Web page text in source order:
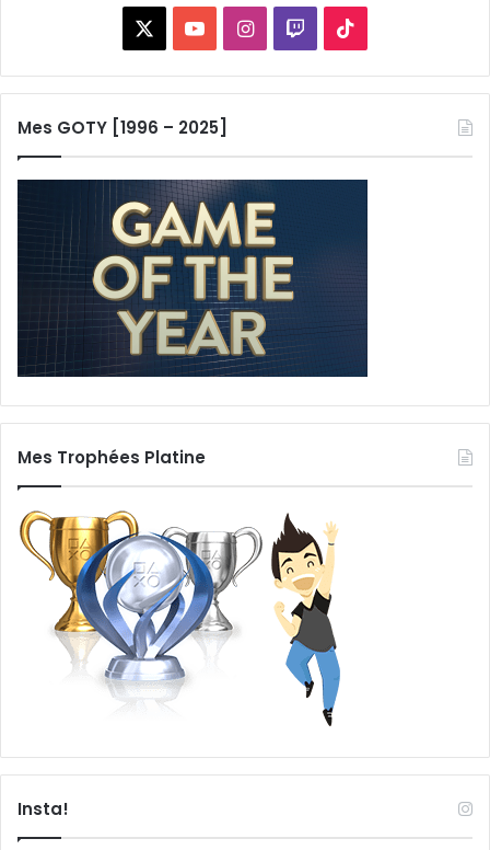
YouTubeInstagram
Twitch
Mes GOTY [1996 – 2025]
Mes Trophées Platine
Insta!